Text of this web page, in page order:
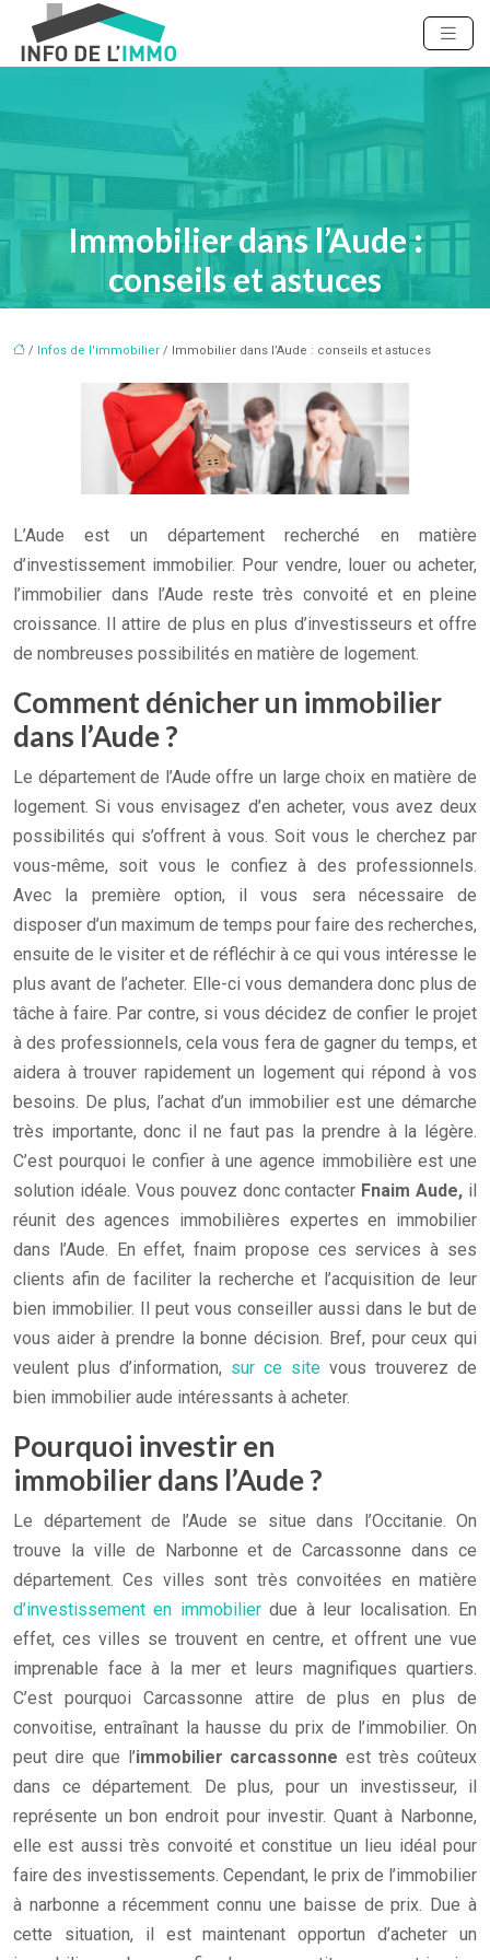
Immobilier dans l’Aude :
conseils et astuces
/ Infos de l'immobilier / Immobilier dans l’Aude : conseils et astuces
L’Aude est un département recherché en matière
d’investissement immobilier. Pour vendre, louer ou acheter,
l’immobilier dans l’Aude reste très convoité et en pleine
croissance. Il attire de plus en plus d’investisseurs et offre
de nombreuses possibilités en matière de logement.
Comment dénicher un immobilier
dans l’Aude ?
Le département de l’Aude offre un large choix en matière de
logement. Si vous envisagez d’en acheter, vous avez deux
possibilités qui s’offrent à vous. Soit vous le cherchez par
vous-même, soit vous le confiez à des professionnels.
Avec la première option, il vous sera nécessaire de
disposer d’un maximum de temps pour faire des recherches,
ensuite de le visiter et de réfléchir à ce qui vous intéresse le
plus avant de l’acheter. Elle-ci vous demandera donc plus de
tâche à faire. Par contre, si vous décidez de confier le projet
à des professionnels, cela vous fera de gagner du temps, et
aidera à trouver rapidement un logement qui répond à vos
besoins. De plus, l’achat d’un immobilier est une démarche
très importante, donc il ne faut pas la prendre à la légère.
C’est pourquoi le confier à une agence immobilière est une
solution idéale. Vous pouvez donc contacter Fnaim Aude, il
réunit des agences immobilières expertes en immobilier
dans l’Aude. En effet, fnaim propose ces services à ses
clients afin de faciliter la recherche et l’acquisition de leur
bien immobilier. Il peut vous conseiller aussi dans le but de
vous aider à prendre la bonne décision. Bref, pour ceux qui
veulent plus d’information, sur ce site vous trouverez de
bien immobilier aude intéressants à acheter.
Pourquoi investir en
immobilier dans l’Aude ?
Le département de l’Aude se situe dans l’Occitanie. On
trouve la ville de Narbonne et de Carcassonne dans ce
département. Ces villes sont très convoitées en matière
d’investissement en immobilierdue à leur localisation. En
effet, ces villes se trouvent en centre, et offrent une vue
imprenable face à la mer et leurs magnifiques quartiers.
C’est pourquoi Carcassonne attire de plus en plus de
convoitise, entraînant la hausse du prix de l’immobilier. On
peut dire que l’immobilier carcassonneest très coûteux
dans ce département. De plus, pour un investisseur, il
représente un bon endroit pour investir. Quant à Narbonne,
elle est aussi très convoité et constitue un lieu idéal pour
faire des investissements. Cependant, le prix de l’immobilier
à narbonne a récemment connu une baisse de prix. Due à
cette situation, il est maintenant opportun d’acheter un